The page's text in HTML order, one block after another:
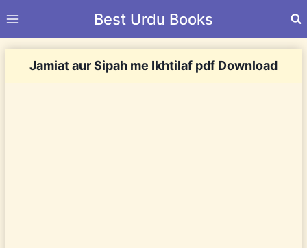
to
Best Urdu Books
Jamiat aur Sipah me Ikhtilaf pdf Download